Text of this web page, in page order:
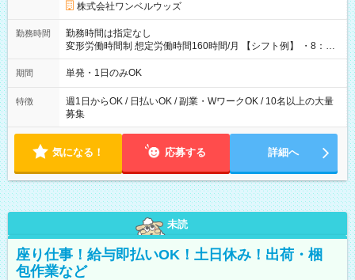
株式会社ワンベルウッズ
勤務時間
勤務時間は指定なし
変形労働時間制 想定労働時間160時間/月 【シフト例】 ・8：00
～21：00
期間 単発・1日のみOK
特徴
週1日からOK / 日払いOK / 副業・WワークOK / 10名以上の大量
募集
気になる！ 応募する 詳細へ
未読
座り仕事！給与即払いOK！土日休み！出荷・梱
包作業など